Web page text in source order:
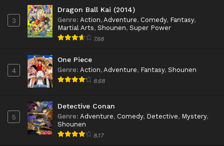
3
Dragon Ball Kai (2014)
Genre: Action, Adventure, Comedy, Fantasy,
Martial Arts, Shounen, Super Power
7.68
4
One Piece
Genre: Action, Adventure, Fantasy, Shounen
8.68
5
Detective Conan
Genre: Adventure, Comedy, Detective, Mystery,
Shounen
8.17